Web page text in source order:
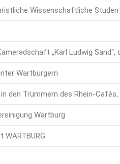
Wissenschaftliche
„Karl Ludwig
Wartburgern
den Trümmern des Rhein-Cafés,
Wartburg